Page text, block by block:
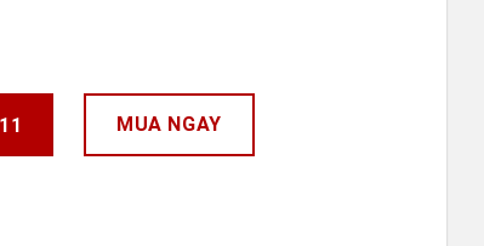
MUA NGAY